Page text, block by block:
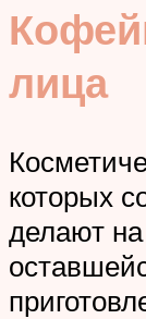
лица
которых
делают